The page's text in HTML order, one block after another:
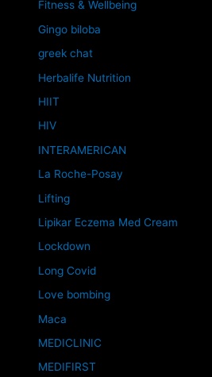
Fitness & Wellbeing
Gingo biloba
greek chat
Herbalife Nutrition
HIIT
HIV
INTERAMERICAN
La Roche-Posay
Lifting
Lipikar Eczema Med Cream
Lockdown
Long Covid
Love bombing
Maca
MEDICLINIC
MEDIFIRST